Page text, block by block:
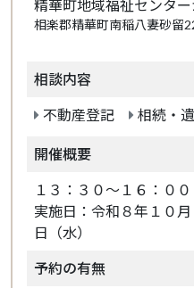
精華町地域福祉センタ
相楽郡精華町南稲八妻砂留
相談内容
不動産登記 相続・
開催概要
１３：３０～１６：００
実施日：令和８年１０
日（水）
予約の有無